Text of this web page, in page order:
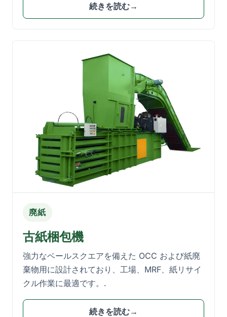
続きを読む→
廃紙
古紙梱包機
強力なベールスクエアを備えた OCC および紙廃
棄物用に設計されており、工場、MRF、紙リサイ
クル作業に最適です。.
続きを読む→